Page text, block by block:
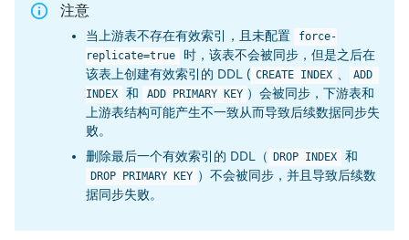
注意
当上游表不存在有效索引，且未配置
force-
replicate=true
时，该表不会被同步，但是之后在
该表上创建有效索引的 DDL ( CREATE INDEX 、
ADD
INDEX
和 ADD PRIMARY KEY ）会被同步，下游表和
上游表结构可能产生不一致从而导致后续数据同步失
败。
删除最后一个有效索引的 DDL（
DROP INDEX 和
DROP PRIMARY KEY ）不会被同步，并且导致后续数
据同步失败。